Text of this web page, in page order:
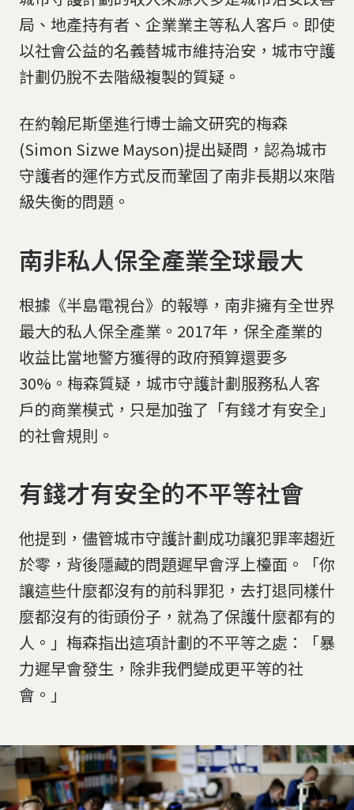
局、地產持有者、企業業主等私人客戶。即使
以社會公益的名義替城市維持治安，城市守護
計劃仍脫不去階級複製的質疑。
在約翰尼斯堡進行博士論文研究的梅森
(Simon Sizwe Mayson)提出疑問，認為城市
守護者的運作方式反而鞏固了南非長期以來階
級失衡的問題。
南非私人保全產業全球最大
根據《半島電視台》的報導，南非擁有全世界
最大的私人保全產業。2017年，保全產業的
收益比當地警方獲得的政府預算還要多
30%。梅森質疑，城市守護計劃服務私人客
戶的商業模式，只是加強了「有錢才有安全」
的社會規則。
有錢才有安全的不平等社會
他提到，儘管城市守護計劃成功讓犯罪率趨近
於零，背後隱藏的問題遲早會浮上檯面。「你
讓這些什麼都沒有的前科罪犯，去打退同樣什
麼都沒有的街頭份子，就為了保護什麼都有的
人。」梅森指出這項計劃的不平等之處：「暴
力遲早會發生，除非我們變成更平等的社
會。」